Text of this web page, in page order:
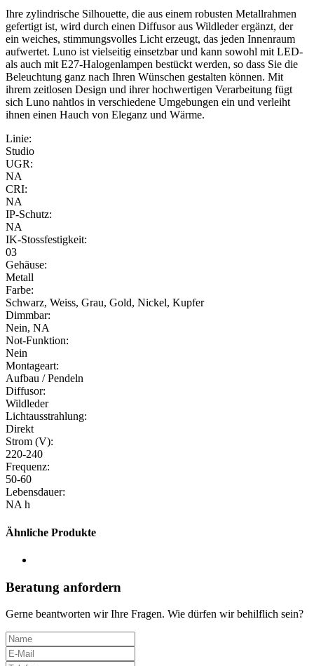
Ihre zylindrische Silhouette, die aus einem robusten Metallrahmen
gefertigt ist, wird durch einen Diffusor aus Wildleder ergänzt, der
ein weiches, stimmungsvolles Licht erzeugt, das jeden Innenraum
aufwertet. Luno ist vielseitig einsetzbar und kann sowohl mit LED-
als auch mit E27-Halogenlampen bestückt werden, so dass Sie die
Beleuchtung ganz nach Ihren Wünschen gestalten können. Mit
ihrem zeitlosen Design und ihrer hochwertigen Verarbeitung fügt
sich Luno nahtlos in verschiedene Umgebungen ein und verleiht
ihnen einen Hauch von Eleganz und Wärme.
Linie:
Studio
UGR:
NA
CRI:
NA
IP-Schutz:
NA
IK-Stossfestigkeit:
03
Gehäuse:
Metall
Farbe:
Schwarz, Weiss, Grau, Gold, Nickel, Kupfer
Dimmbar:
Nein, NA
Not-Funktion:
Nein
Montageart:
Aufbau / Pendeln
Diffusor:
Wildleder
Lichtausstrahlung:
Direkt
Strom (V):
220-240
Frequenz:
50-60
Lebensdauer:
NA h
Ähnliche Produkte
Beratung anfordern
Gerne beantworten wir Ihre Fragen. Wie dürfen wir behilflich sein?